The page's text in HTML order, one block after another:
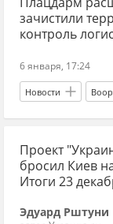
зачистили
контроль
6 января, 17:24
Новости
ВС РФ
Днепропетровская
Проект
бросил Киев
Итоги 23
Эдуард Рштуни